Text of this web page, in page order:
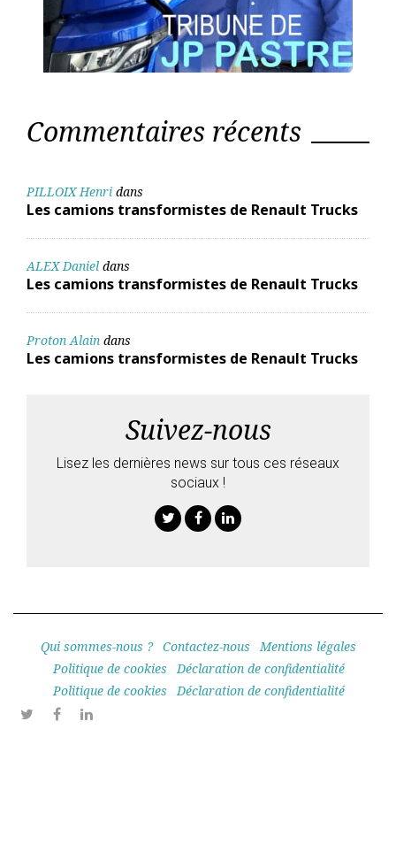
Commentaires récents
PILLOIX Henri dans
Les camions transformistes de Renault Trucks
ALEX Daniel dans
Les camions transformistes de Renault Trucks
Proton Alain dans
Les camions transformistes de Renault Trucks
Suivez-nous
Lisez les dernières news sur tous ces réseaux
sociaux !
Qui sommes-nous ? Contactez-nous
Mentions légales
Politique de cookies
Déclaration de confidentialité
Politique de cookies
Déclaration de confidentialité